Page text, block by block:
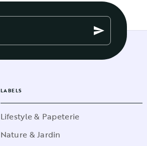
send
LABELS
Lifestyle & Papeterie
Nature & Jardin